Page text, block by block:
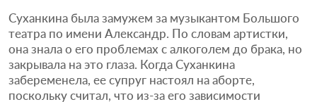
Суханкина была замужем за музыкантом Большого
театра по имени Александр. По словам артистки,
она знала о его проблемах с алкоголем до брака, но
закрывала на это глаза. Когда Суханкина
забеременела, ее супруг настоял на аборте,
поскольку считал, что из-за его зависимости